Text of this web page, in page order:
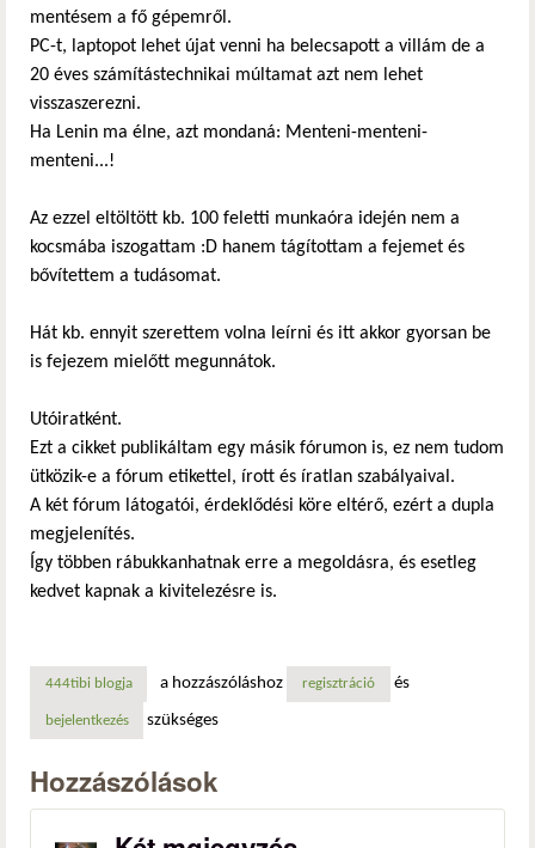
mentésem a fő gépemről.
PC-t, laptopot lehet újat venni ha belecsapott a villám de a
20 éves számítástechnikai múltamat azt nem lehet
visszaszerezni.
Ha Lenin ma élne, azt mondaná: Menteni-menteni-
menteni...!
Az ezzel eltöltött kb. 100 feletti munkaóra idején nem a
kocsmába iszogattam :D hanem tágítottam a fejemet és
bővítettem a tudásomat.
Hát kb. ennyit szerettem volna leírni és itt akkor gyorsan be
is fejezem mielőtt megunnátok.
Utóiratként.
Ezt a cikket publikáltam egy másik fórumon is, ez nem tudom
ütközik-e a fórum etikettel, írott és íratlan szabályaival.
A két fórum látogatói, érdeklődési köre eltérő, ezért a dupla
megjelenítés.
Így többen rábukkanhatnak erre a megoldásra, és esetleg
kedvet kapnak a kivitelezésre is.
444tibi blogja a hozzászóláshoz regisztráció és
bejelentkezés szükséges
Hozzászólások